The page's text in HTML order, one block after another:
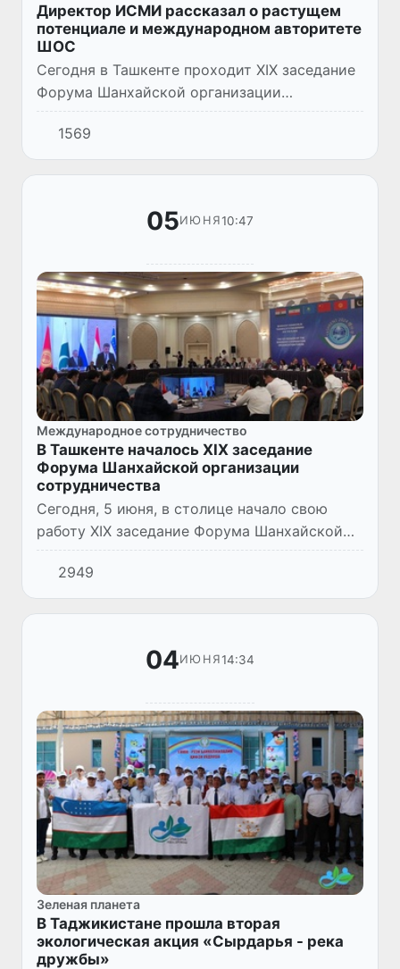
Директор ИСМИ рассказал о растущем
потенциале и международном авторитете
ШОС
Сегодня в Ташкенте проходит XIX заседание
Форума Шанхайской организации
сотрудничества (ШОС) под
председательством узбекской стороны.
Форум посвящен тематике «Роль ШОС в
новых усло...
1569
05ИЮНЯ10:47
Международное сотрудничество
В Ташкенте началось XIX заседание
Форума Шанхайской организации
сотрудничества
Сегодня, 5 июня, в столице начало свою
работу XIX заседание Форума Шанхайской
организации сотрудничества под
председательством узбекской стороны.
2949
04ИЮНЯ14:34
Зеленая планета
В Таджикистане прошла вторая
экологическая акция «Сырдарья - река
дружбы»